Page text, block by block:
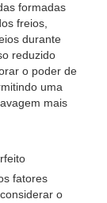
formadas
freios,
durante
reduzido
o poder de
uma
mais
fatores
o